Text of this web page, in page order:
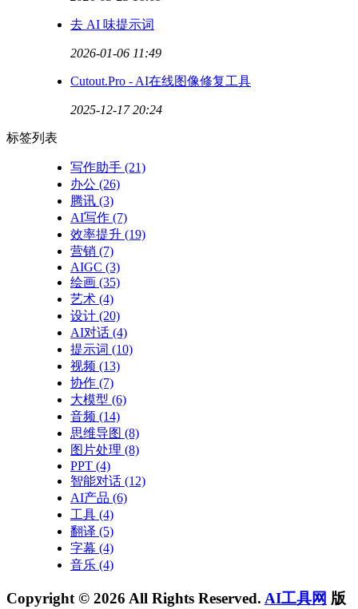
去 AI 味提示词
2026-01-06 11:49
Cutout.Pro - AI在线图像修复工具
2025-12-17 20:24
标签列表
写作助手 (21)
办公 (26)
腾讯 (3)
AI写作 (7)
效率提升 (19)
营销 (7)
AIGC (3)
绘画 (35)
艺术 (4)
设计 (20)
AI对话 (4)
提示词 (10)
视频 (13)
协作 (7)
大模型 (6)
音频 (14)
思维导图 (8)
图片处理 (8)
PPT (4)
智能对话 (12)
AI产品 (6)
工具 (4)
翻译 (5)
字幕 (4)
音乐 (4)
Copyright © 2026 All Rights Reserved. AI工具网 版